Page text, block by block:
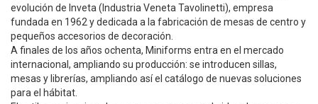
evolución de Inveta (Industria Veneta Tavolinetti), empresa
fundada en 1962 y dedicada a la fabricación de mesas de centro y
pequeños accesorios de decoración.
A finales de los años ochenta, Miniforms entra en el mercado
internacional, ampliando su producción: se introducen sillas,
mesas y librerías, ampliando así el catálogo de nuevas soluciones
para el hábitat.